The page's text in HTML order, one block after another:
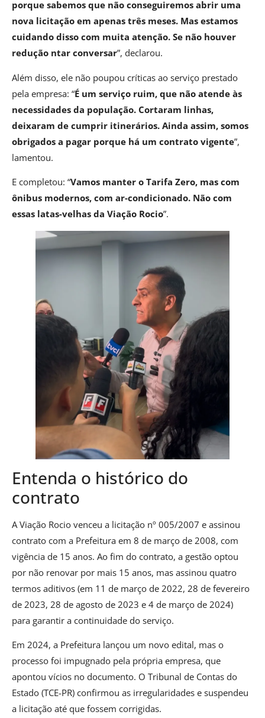
porque sabemos que não conseguiremos abrir uma
nova licitação em apenas três meses. Mas estamos
cuidando disso com muita atenção. Se não houver
redução ntar conversar”, declarou.
Além disso, ele não poupou críticas ao serviço prestado
pela empresa: “É um serviço ruim, que não atende às
necessidades da população. Cortaram linhas,
deixaram de cumprir itinerários. Ainda assim, somos
obrigados a pagar porque há um contrato vigente”,
lamentou.
E completou: “Vamos manter o Tarifa Zero, mas com
ônibus modernos, com ar-condicionado. Não com
essas latas-velhas da Viação Rocio”.
Entenda o histórico do
contrato
A Viação Rocio venceu a licitação nº 005/2007 e assinou
contrato com a Prefeitura em 8 de março de 2008, com
vigência de 15 anos. Ao fim do contrato, a gestão optou
por não renovar por mais 15 anos, mas assinou quatro
termos aditivos (em 11 de março de 2022, 28 de fevereiro
de 2023, 28 de agosto de 2023 e 4 de março de 2024)
para garantir a continuidade do serviço.
Em 2024, a Prefeitura lançou um novo edital, mas o
processo foi impugnado pela própria empresa, que
apontou vícios no documento. O Tribunal de Contas do
Estado (TCE-PR) confirmou as irregularidades e suspendeu
a licitação até que fossem corrigidas.